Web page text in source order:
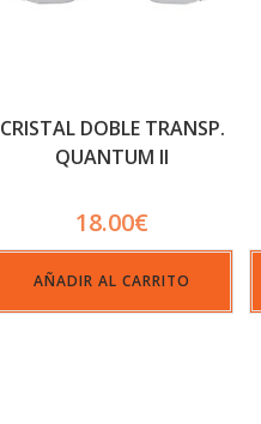
CRISTAL DOBLE TRANSP.
QUANTUM II
18.00€
AÑADIR AL CARRITO